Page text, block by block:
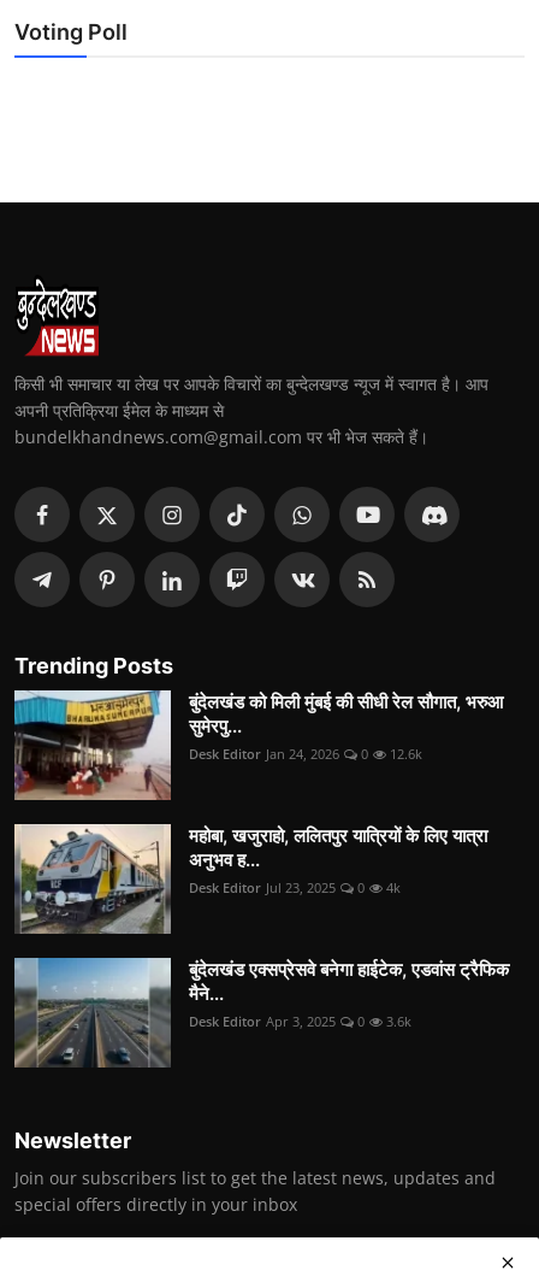
Voting Poll
किसी भी समाचार या लेख पर आपके विचारों का बुन्देलखण्ड न्यूज में स्वागत है। आप
अपनी प्रतिक्रिया ईमेल के माध्यम से
bundelkhandnews.com@gmail.com पर भी भेज सकते हैं।
Trending Posts
बुंदेलखंड को मिली मुंबई की सीधी रेल सौगात, भरुआ
सुमेरपु...
Desk Editor Jan 24, 2026 0 12.6k
महोबा, खजुराहो, ललितपुर यात्रियों के लिए यात्रा
अनुभव ह...
Desk Editor Jul 23, 2025 0 4k
बुंदेलखंड एक्सप्रेसवे बनेगा हाईटेक, एडवांस ट्रैफिक
मैने...
Desk Editor Apr 3, 2025 0 3.6k
Newsletter
Join our subscribers list to get the latest news, updates and
special offers directly in your inbox
Subscribe